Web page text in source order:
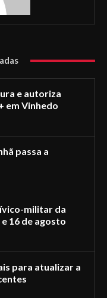
e autoriza
em Vinhedo
passa a
militar da
16 de agosto
para atualizar a